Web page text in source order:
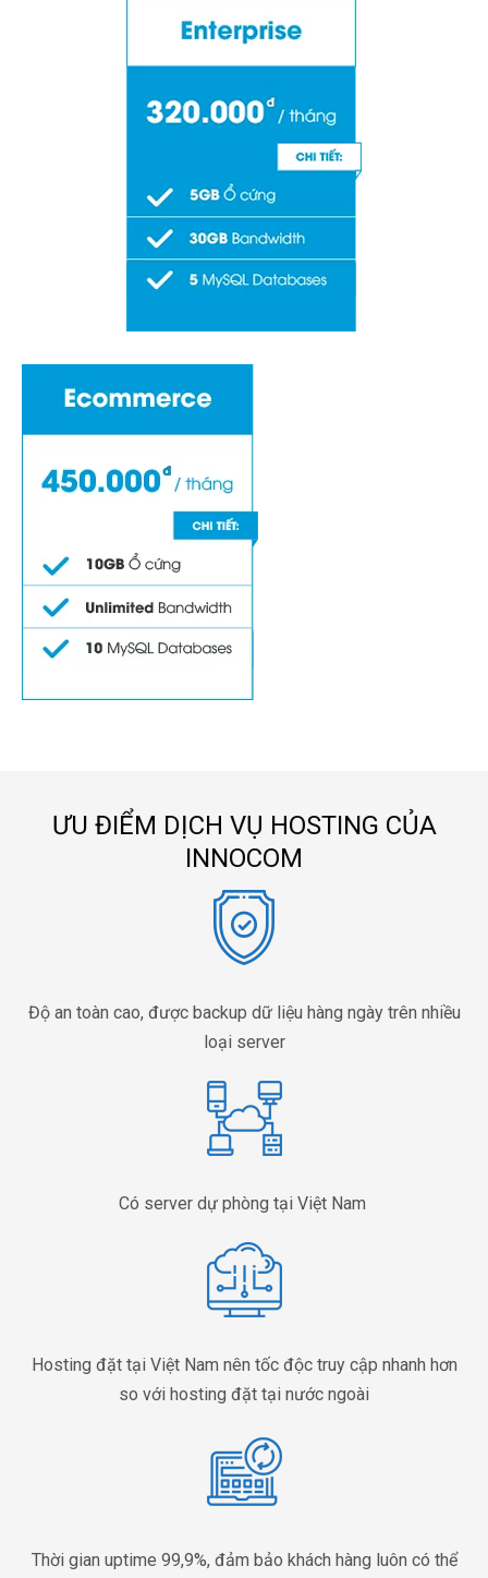
ƯU ĐIỂM DỊCH VỤ HOSTING CỦA
INNOCOM
Độ an toàn cao, được backup dữ liệu hàng ngày trên nhiều
loại server
Có server dự phòng tại Việt Nam
Hosting đặt tại Việt Nam nên tốc độc truy cập nhanh hơn
so với hosting đặt tại nước ngoài
Thời gian uptime 99,9%, đảm bảo khách hàng luôn có thể